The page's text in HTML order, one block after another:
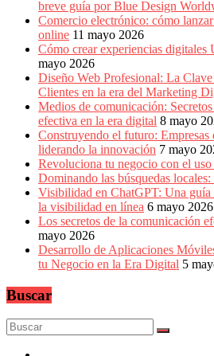
breve guía por Blue Design
Comercio electrónico: cómo
online 11 mayo 2026
Cómo crear experiencias
mayo 2026
Diseño Web Profesional: La
Clientes en la era del Marketing
Medios de comunicación:
efectiva en la era digital 8 mayo
Construyendo el futuro: Empresas
liderando la innovación 7 mayo
Revoluciona tu negocio con el
Dominando las búsquedas
Visibilidad en ChatGPT: Una guía
la visibilidad en línea 6 mayo 2026
Los secretos de la comunicación
mayo 2026
Desarrollo de Aplicaciones
tu Negocio en la Era Digital 5
Buscar